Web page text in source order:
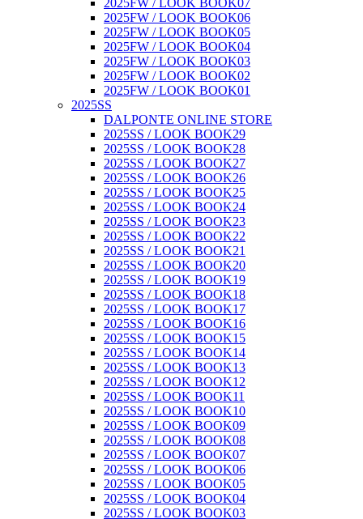
2025FW / LOOK BOOK07
2025FW / LOOK BOOK06
2025FW / LOOK BOOK05
2025FW / LOOK BOOK04
2025FW / LOOK BOOK03
2025FW / LOOK BOOK02
2025FW / LOOK BOOK01
2025SS
DALPONTE ONLINE STORE
2025SS / LOOK BOOK29
2025SS / LOOK BOOK28
2025SS / LOOK BOOK27
2025SS / LOOK BOOK26
2025SS / LOOK BOOK25
2025SS / LOOK BOOK24
2025SS / LOOK BOOK23
2025SS / LOOK BOOK22
2025SS / LOOK BOOK21
2025SS / LOOK BOOK20
2025SS / LOOK BOOK19
2025SS / LOOK BOOK18
2025SS / LOOK BOOK17
2025SS / LOOK BOOK16
2025SS / LOOK BOOK15
2025SS / LOOK BOOK14
2025SS / LOOK BOOK13
2025SS / LOOK BOOK12
2025SS / LOOK BOOK11
2025SS / LOOK BOOK10
2025SS / LOOK BOOK09
2025SS / LOOK BOOK08
2025SS / LOOK BOOK07
2025SS / LOOK BOOK06
2025SS / LOOK BOOK05
2025SS / LOOK BOOK04
2025SS / LOOK BOOK03